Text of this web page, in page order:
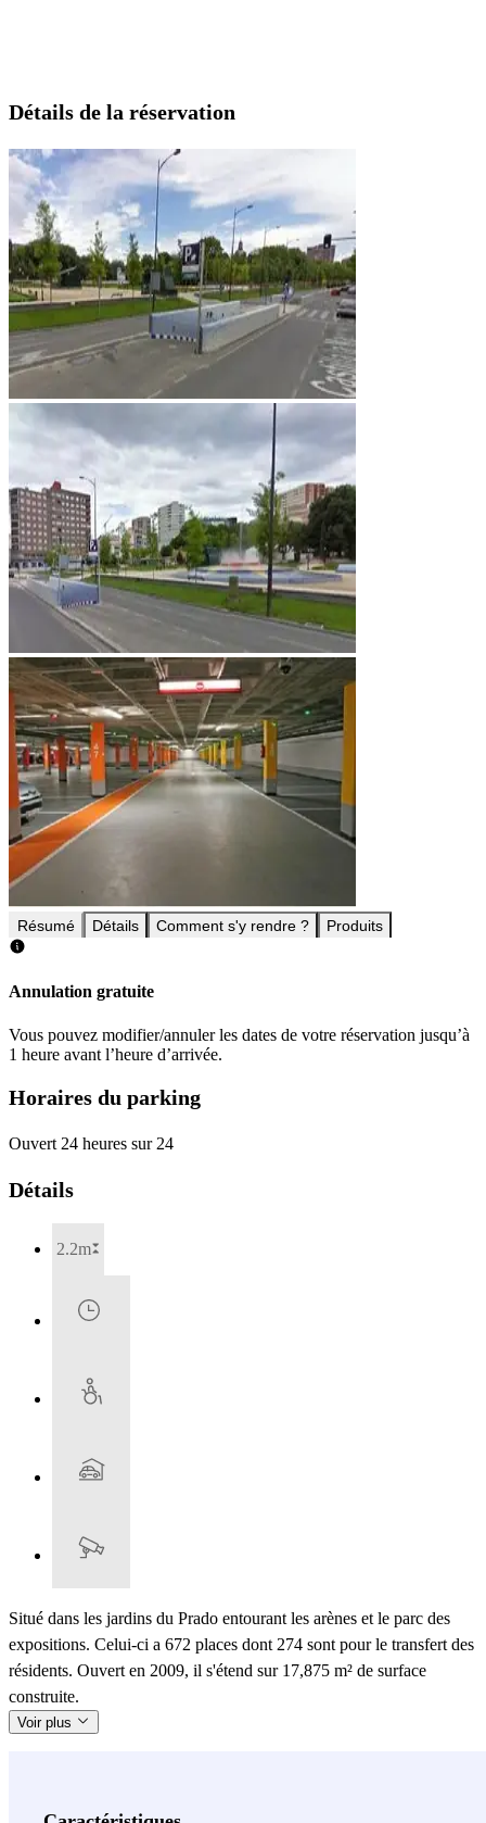
Détails de la réservation
Résumé Détails Comment s'y rendre ? Produits
Annulation gratuite
Vous pouvez modifier/annuler les dates de votre réservation jusqu’à
1 heure avant l’heure d’arrivée.
Horaires du parking
Ouvert 24 heures sur 24
Détails
2.2m
Situé dans les jardins du Prado entourant les arènes et le parc des
expositions. Celui-ci a 672 places dont 274 sont pour le transfert des
résidents. Ouvert en 2009, il s'étend sur 17,875 m² de surface
construite.
Voir plus